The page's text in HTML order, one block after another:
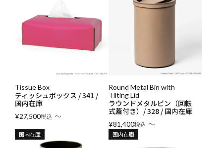
Tissue Box
ティッシュボックス / 341 /
国内在庫
¥27,500税込 〜
Round Metal Bin with
Tilting Lid
ラウンドメタルビン（回転
式蓋付き）/ 328 / 国内在庫
¥81,400税込 〜
国内在庫 国内在庫